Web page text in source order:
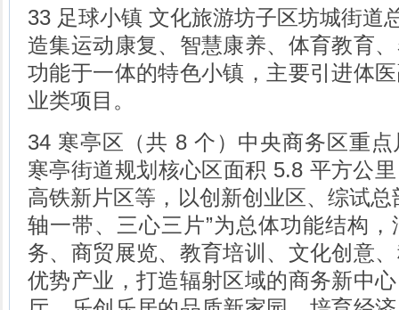
33 足球小镇 文化旅游坊子区坊城街道
造集运动康复、智慧康养、体育教育
功能于一体的特色小镇，主要引进体
业类项目。
34 寒亭区（共 8 个）中央商务区重
寒亭街道规划核心区面积 5.8 平方公
高铁新片区等，以创新创业区、综试
轴一带、三心三片”为总体功能结构
务、商贸展览、教育培训、文化创意
优势产业，打造辐射区域的商务新中